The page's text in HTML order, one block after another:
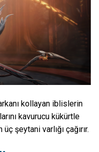
kollayan iblislerin
kavurucu kükürtle
şeytani varlığı çağırır.